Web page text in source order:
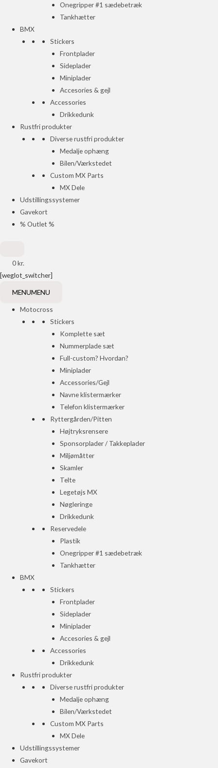
Onegripper #1 sædebetræk
Tankhætter
BMX
Stickers
Frontplader
Sideplader
Miniplader
Accesories & gejl
Accessories
Drikkedunk
Rustfri produkter
Diverse rustfri produkter
Medalje ophæng
Bilen/Værkstedet
Custom MX Parts
MX Dele
Udstillingssystemer
Gavekort
% Outlet %
0kr.
[weglot_switcher]
MENUMENU
Motocross
Stickers
Komplette sæt
Nummerplade sæt
Full-custom? Hvordan?
Miniplader
Accessories/Gejl
Navne klistermærker
Telefon klistermærker
Ryttergården/Pitten
Højtryksrensere
Sponsorplader / Takkeplader
Miljømåtter
Skamler
Telte
Legetøjs MX
Nøgleringe
Drikkedunk
Reservedele
Plastik
Onegripper #1 sædebetræk
Tankhætter
BMX
Stickers
Frontplader
Sideplader
Miniplader
Accesories & gejl
Accessories
Drikkedunk
Rustfri produkter
Diverse rustfri produkter
Medalje ophæng
Bilen/Værkstedet
Custom MX Parts
MX Dele
Udstillingssystemer
Gavekort